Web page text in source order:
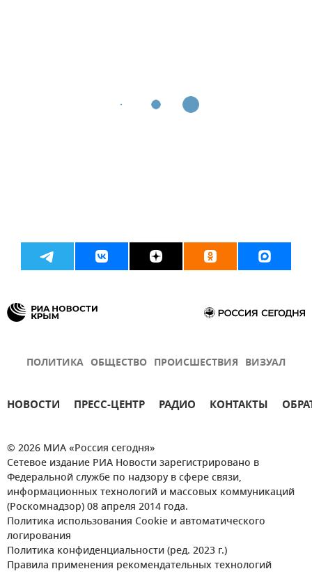
ПОЛИТИКА ОБЩЕСТВО ПРОИСШЕСТВИЯ ВИЗУАЛ
НОВОСТИ ПРЕСС-ЦЕНТР РАДИО КОНТАКТЫ
© 2026 МИА «Россия сегодня»
Сетевое издание РИА Новости зарегистрировано в
Федеральной службе по надзору в сфере связи,
информационных технологий и массовых коммуникаций
(Роскомнадзор) 08 апреля 2014 года.
Политика использования Cookie и автоматического
логирования
Политика конфиденциальности (ред. 2023 г.)
Правила применения рекомендательных технологий